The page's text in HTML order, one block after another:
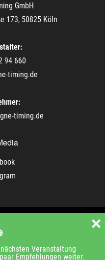
Veranstaltung
Empfehlungen weiter.
❌
GmbH
173, 50825 Köln
94 660
timing.de
timing.de